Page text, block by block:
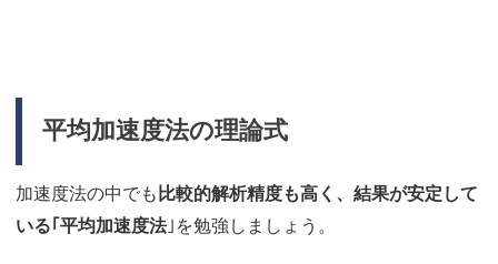
平均加速度法の理論式
加速度法の中でも 比較的解析精度も高く、結果が安定して
いる｢平均加速度法 ｣を勉強しましょう。